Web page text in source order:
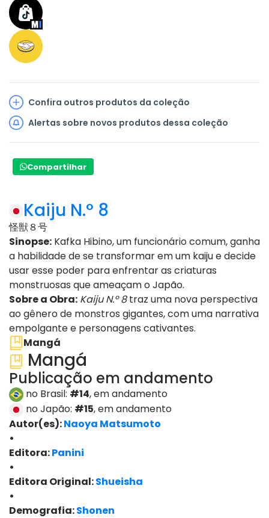
Confira outros produtos da coleção
Alertas sobre novos produtos dessa coleção
Compartilhar
Kaiju N.° 8
怪獣８号
Sinopse: Kafka Hibino, um funcionário comum, ganha
a habilidade de se transformar em um kaiju e decide
usar esse poder para enfrentar as criaturas
monstruosas que ameaçam o Japão.
Sobre a Obra: Kaiju N.º 8traz uma nova perspectiva
ao gênero de monstros gigantes, com uma narrativa
empolgante e personagens cativantes.
Mangá
Mangá
Publicação em andamento
no Brasil: #14, em andamento
no Japão: #15, em andamento
Autor(es):Naoya Matsumoto
•
Editora:Panini
•
Editora Original:Shueisha
•
Demografia:Shonen